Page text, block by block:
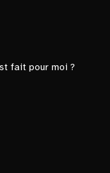
fait pour moi ?